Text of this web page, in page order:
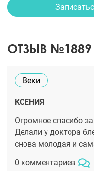
ОТЗЫВ №1889
Веки
КСЕНИЯ
Огромное спасибо
Делали у доктора
снова молодая и
0 комментариев